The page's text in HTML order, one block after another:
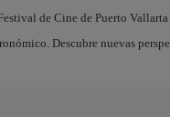
de Cine de Puerto
Descubre nuevas